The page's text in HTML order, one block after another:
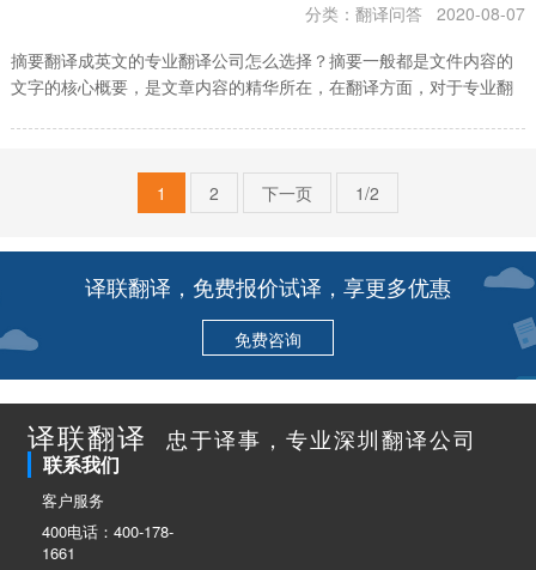
分类：翻译问答
2020-08-07
摘要翻译成英文的专业翻译公司怎么选择？摘要一般都是文件内容的
文字的核心概要，是文章内容的精华所在，在翻译方面，对于专业翻
1 2 下一页 1/2
译联翻译，免费报价试译，享更多优惠
免费咨询
译联翻译忠于译事，专业深圳翻译公司
联系我们
客户服务
400电话：400-178-
1661